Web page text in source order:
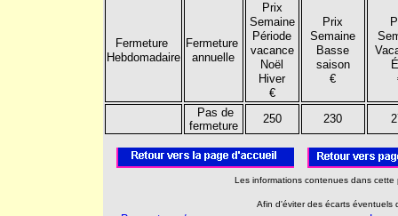
Fermeture
Hebdomadaire
Fermeture
annuelle
Prix
Semaine
Période
vacance
Noël
Hiver
€
Prix
Semaine
Basse
saison
€
Pas de
fermeture
250 230
Les informations contenues dans
Afin d'éviter des écarts éventuels